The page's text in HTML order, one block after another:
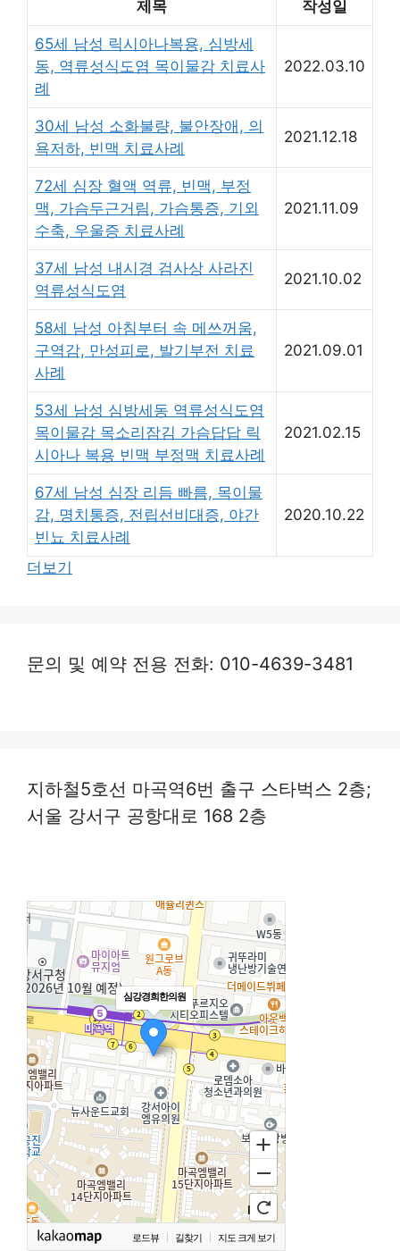
제목 작성일
65세 남성 릭시아나복용, 심방세
동, 역류성식도염 목이물감 치료사
례
2022.03.10
30세 남성 소화불량, 불안장애, 의
욕저하, 빈맥 치료사례
2021.12.18
72세 심장 혈액 역류, 빈맥, 부정
맥, 가슴두근거림, 가슴통증, 기외
수축, 우울증 치료사례
2021.11.09
37세 남성 내시경 검사상 사라진
역류성식도염
2021.10.02
58세 남성 아침부터 속 메쓰꺼움,
구역감, 만성피로, 발기부전 치료
사례
2021.09.01
53세 남성 심방세동 역류성식도염
목이물감 목소리잠김 가슴답답 릭
시아나 복용 빈맥 부정맥 치료사례
2021.02.15
67세 남성 심장 리듬 빠름, 목이물
감, 명치통증, 전립선비대증, 야간
빈뇨 치료사례
2020.10.22
더보기
문의 및 예약 전용 전화: 010-4639-3481
지하철5호선 마곡역6번 출구 스타벅스 2층;
서울 강서구 공항대로 168 2층
심강경희한의원
로드뷰 길찾기 지도 크게 보기